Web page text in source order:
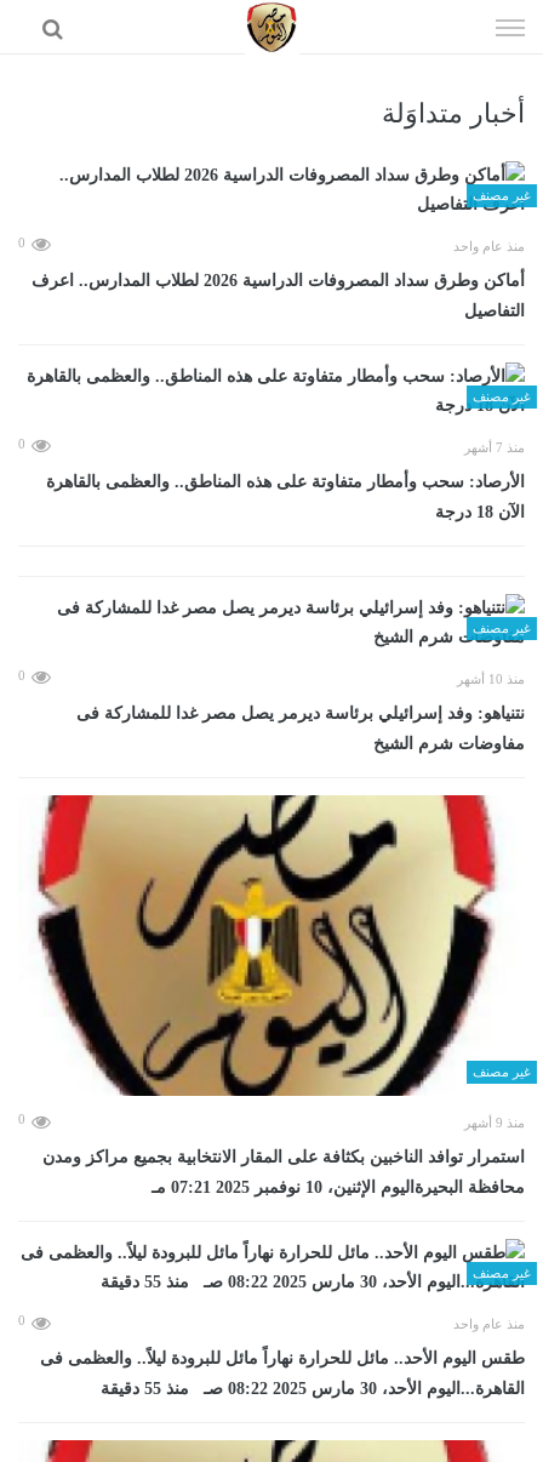
الى
أخبار متداوَلة
غير مصنف
منذ عام واحد 0
أماكن وطرق سداد المصروفات الدراسية 2026 لطلاب المدارس.. اعرف
التفاصيل
غير مصنف
منذ 7 أشهر 0
الأرصاد: سحب وأمطار متفاوتة على هذه المناطق.. والعظمى بالقاهرة
الآن 18 درجة
غير مصنف
منذ 10 أشهر 0
نتنياهو: وفد إسرائيلي برئاسة ديرمر يصل مصر غدا للمشاركة فى
مفاوضات شرم الشيخ
غير مصنف
منذ 9 أشهر 0
استمرار توافد الناخبين بكثافة على المقار الانتخابية بجميع مراكز ومدن
محافظة البحيرةاليوم الإثنين، 10 نوفمبر 2025 07:21 مـ
غير مصنف
منذ عام واحد 0
طقس اليوم الأحد.. مائل للحرارة نهاراً مائل للبرودة ليلاً.. والعظمى فى
القاهرة...اليوم الأحد، 30 مارس 2025 08:22 صـ منذ 55 دقيقة